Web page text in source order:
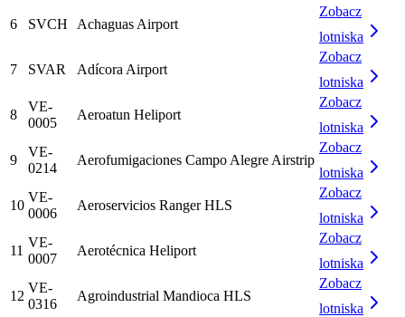
6 SVCH Achaguas Airport
Zobacz
lotniska
7 SVAR Adícora Airport
Zobacz
lotniska
8
VE-
0005
Aeroatun Heliport
Zobacz
lotniska
9
VE-
0214
Aerofumigaciones Campo Alegre Airstrip
Zobacz
lotniska
10
VE-
0006
Aeroservicios Ranger HLS
Zobacz
lotniska
11
VE-
0007
Aerotécnica Heliport
Zobacz
lotniska
12
VE-
0316
Agroindustrial Mandioca HLS
Zobacz
lotniska